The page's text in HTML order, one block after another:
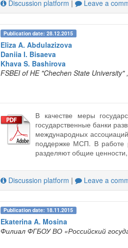
Discussion platform | Leave a
Publication date: 28.12.2015
Eliza A. Abdulazizova
Daniia I. Bisaeva
Khava S. Bashirova
FSBEI of HE "Chechen State University"
В качестве меры
государственные банки
международных
поддержке МСП. В работе
разделяют общие
Discussion platform | Leave a
Publication date: 18.11.2015
Ekaterina A. Mosina
Филиал ФГБОУ ВО «Российский